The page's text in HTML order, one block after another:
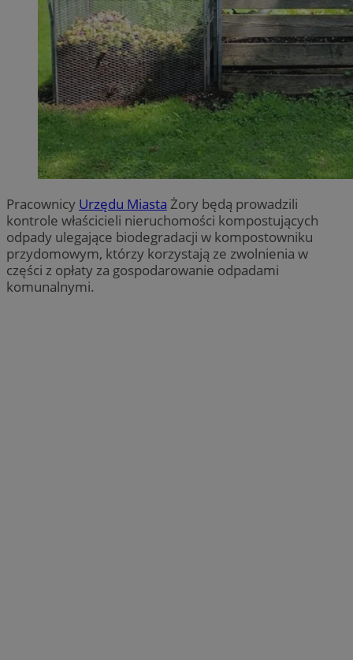
Pracownicy Urzędu Miasta Żory będą prowadzili
kontrole właścicieli nieruchomości kompostujących
odpady ulegające biodegradacji w kompostowniku
przydomowym, którzy korzystają ze zwolnienia w
części z opłaty za gospodarowanie odpadami
komunalnymi.